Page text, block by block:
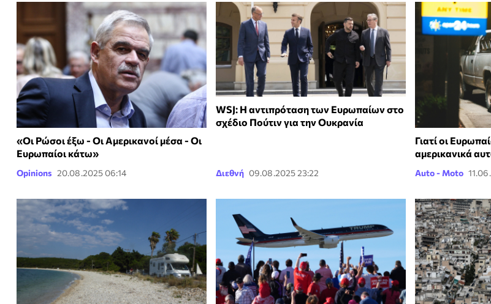
«Οι Ρώσοι έξω - Οι Αμερικανοί μέσα - Οι
Ευρωπαίοι κάτω»
Opinions 20.08.2025 06:14
WSJ: Η αντιπρόταση των Ευρωπαίων στο
σχέδιο Πούτιν για την Ουκρανία
Διεθνή 09.08.2025 23:22
Γιατί οι
αμερικανικά
Auto - Moto